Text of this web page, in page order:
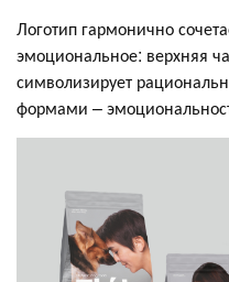
Логотип гармонично
эмоциональное: верхняя
символизирует
формами –